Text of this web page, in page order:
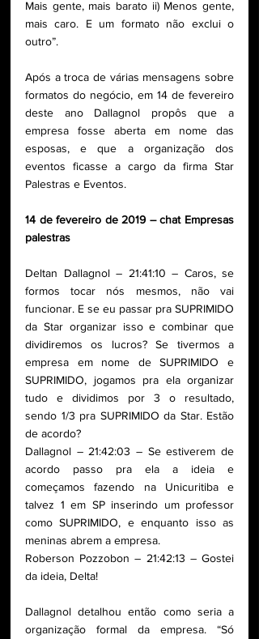
Mais gente, mais barato ii) Menos gente,
mais caro. E um formato não exclui o
outro”.
Após a troca de várias mensagens sobre
formatos do negócio, em 14 de fevereiro
deste ano Dallagnol propôs que a
empresa fosse aberta em nome das
esposas, e que a organização dos
eventos ficasse a cargo da firma Star
Palestras e Eventos.
14 de fevereiro de 2019 – chat Empresas
palestras
Deltan Dallagnol – 21:41:10 – Caros, se
formos tocar nós mesmos, não vai
funcionar. E se eu passar pra SUPRIMIDO
da Star organizar isso e combinar que
dividiremos os lucros? Se tivermos a
empresa em nome de SUPRIMIDO e
SUPRIMIDO, jogamos pra ela organizar
tudo e dividimos por 3 o resultado,
sendo 1/3 pra SUPRIMIDO da Star. Estão
de acordo?
Dallagnol – 21:42:03 – Se estiverem de
acordo passo pra ela a ideia e
começamos fazendo na Unicuritiba e
talvez 1 em SP inserindo um professor
como SUPRIMIDO, e enquanto isso as
meninas abrem a empresa.
Roberson Pozzobon – 21:42:13 – Gostei
da ideia, Delta!
Dallagnol detalhou então como seria a
organização formal da empresa. “Só